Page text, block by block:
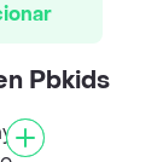
Pbkids